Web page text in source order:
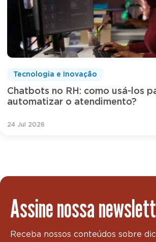
Chatbots no RH: como usá-los
automatizar o atendimento?
Tecnologia e Inovação
24 Jul 2026
Assine nossa
Receba nossos conteúdos sobre